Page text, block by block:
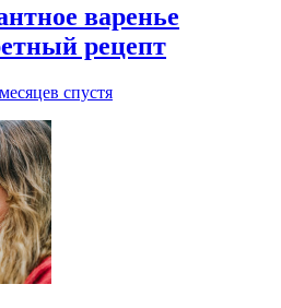
варенье
рецепт
спустя